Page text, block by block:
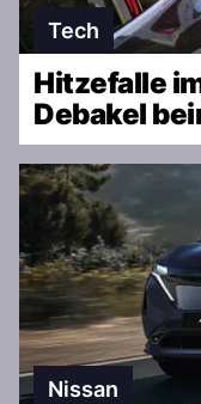
Tech
Hitzefalle
Debakel
Nissan